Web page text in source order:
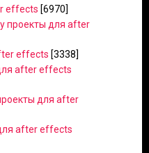
effects [6970]
проекты для after
effects [3338]
after effects
для after
after effects